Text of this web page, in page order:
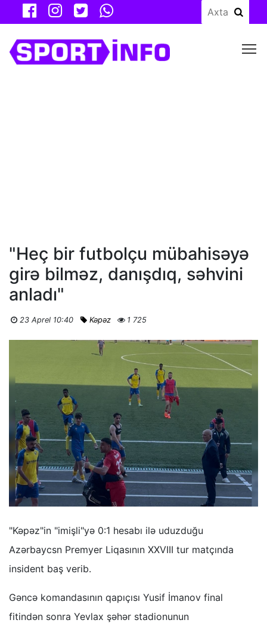
"Heç bir futbolçu mübahisəyə
girə bilməz, danışdıq, səhvini
anladı"
23 Aprel 10:40 Kəpəz 1 725
"Kəpəz"in "imişli"yə 0:1 hesabı ilə uduzduğu
Azərbaycsn Premyer Liqasının XXVIII tur matçında
insident baş verib.
Gəncə komandasının qapıçısı Yusif İmanov final
fitindən sonra Yevlax şəhər stadionunun